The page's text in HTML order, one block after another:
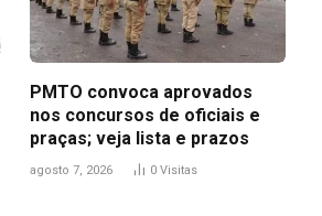
PMTO convoca aprovados
nos concursos de oficiais e
praças; veja lista e prazos
agosto 7, 2026 0 Visitas